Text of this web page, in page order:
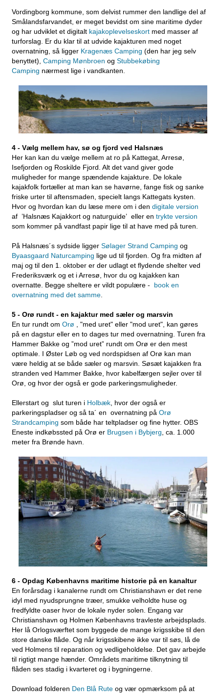
Vordingborg kommune, som delvist rummer den landlige del af
Smålandsfarvandet, er meget bevidst om sine maritime dyder
og har udviklet et digitalt kajakoplevelseskort med masser af
turforslag. Er du klar til at udvide kajakturen med noget
overnatning, så ligger Kragenæs Camping (den har jeg selv
benyttet), Camping Mønbroen og Stubbekøbing
Camping nærmest lige i vandkanten.
4 - Vælg mellem hav, sø og fjord ved Halsnæs
Her kan kan du vælge mellem at ro på Kattegat, Arresø,
Isefjorden og Roskilde Fjord. Alt det vand giver gode
muligheder for mange spændende kajakture. De lokale
kajakfolk fortæller at man kan se havørne, fange fisk og sanke
friske urter til aftensmaden, specielt langs Kattegats kysten.
Hvor og hvordan kan du læse mere om i den digitale version
af ’Halsnæs Kajakkort og naturguide’ eller en trykte version
som kommer på vandfast papir lige til at have med på turen.
På Halsnæs´s sydside ligger Sølager Strand Camping og
Byaasgaard Naturcamping lige ud til fjorden. Og fra midten af
maj og til den 1. oktober er der udlagt et flydende shelter ved
Frederiksværk og et i Arresø, hvor du og kajakken kan
overnatte. Begge sheltere er vildt populære -
book en
overnatning med det samme
5 - Orø rundt - en kajaktur med sæler og marsvin
En tur rundt om Orø , "med uret" eller "mod uret", kan gøres
på en dagstur eller en to dages tur med overnatning. Turen fra
Hammer Bakke og ”mod uret” rundt om Orø er den mest
optimale. I Øster Løb og ved nordspidsen af Orø kan man
være heldig at se både sæler og marsvin. Søsæt kajakken fra
stranden ved Hammer Bakke, hvor kabelfærgen sejler over til
Orø, og hvor der også er gode parkeringsmuligheder.
Ellerstart og slut turen i Holbæk , hvor der også er
parkeringspladser og så ta´ en overnatning på Orø
Strandcamping som både har teltpladser og fine hytter. OBS
Eneste indkøbssted på Orø er Brugsen i Bybjerg , ca. 1.000
meter fra Brønde havn.
6 - Opdag Københavns maritime historie på en kanaltur
En forårsdag i kanalerne rundt om Christianshavn er det rene
idyl med nyudsprungne træer, smukke velholdte huse og
fredfyldte oaser hvor de lokale nyder solen. Engang var
Christianshavn og Holmen Københavns travleste arbejdsplads.
Her lå Orlogsværftet som byggede de mange krigsskibe til den
store danske flåde. Og når krigsskibene ikke var til søs, lå de
ved Holmens til reparation og vedligeholdelse. Det gav arbejde
til rigtigt mange hænder. Områdets maritime tilknytning til
flåden ses stadig i kvarteret og i bygningerne.
Download folderen Den Blå Rute og vær opmærksom på at